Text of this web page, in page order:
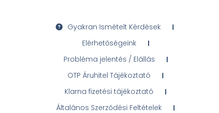
Gyakran Ismételt Kérdések
Elérhetőségeink
Probléma jelentés / Elállás
OTP Áruhitel Tájékoztató
Klarna fizetési tájékoztató
Általános Szerződési Feltételek